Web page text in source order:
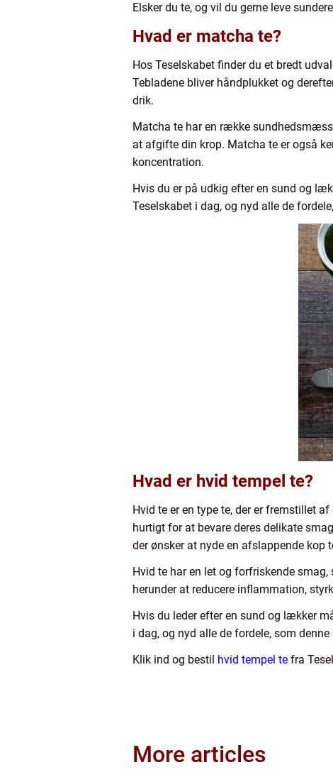
Elsker du te, og vil du gerne leve
Hvad er matcha te?
Hos Teselskabet finder du et bredt
Tebladene bliver håndplukket og
drik.
Matcha te har en række
at afgifte din krop. Matcha te er også
koncentration.
Hvis du er på udkig efter en sund og
Teselskabet i dag, og nyd alle de
Hvad er hvid tempel te?
Hvid te er en type te, der er fremstillet
hurtigt for at bevare deres delikate
der ønsker at nyde en afslappende kop
Hvid te har en let og forfriskende
herunder at reducere inflammation,
Hvis du leder efter en sund og lækker
i dag, og nyd alle de fordele, som
Klik ind og bestil hvid tempel te fra
More articles